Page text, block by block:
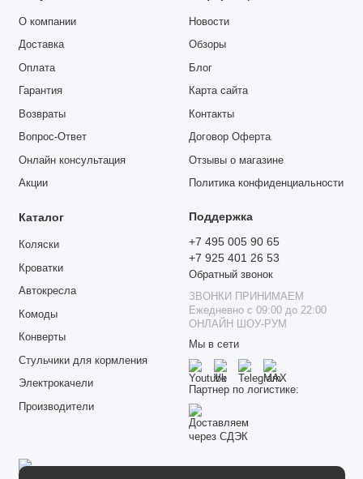
О компании
Доставка
Оплата
Гарантия
Возвраты
Вопрос-Ответ
Онлайн консультация
Акции
Новости
Обзоры
Блог
Карта сайта
Контакты
Договор Оферта
Отзывы о магазине
Политика конфиденциальности
Каталог
Коляски
Кроватки
Автокресла
Комоды
Конверты
Стульчики для кормления
Электрокачели
Производители
Поддержка
+7 495 005 90 65
+7 925 401 26 53
Обратный звонок
ЗВОНКИ ПРИНИМАЕМ
Ежедневно с 09:00 до 22:00
ОНЛАЙН ШОУ-РУМ
Мы в сети
Партнер по логистике: